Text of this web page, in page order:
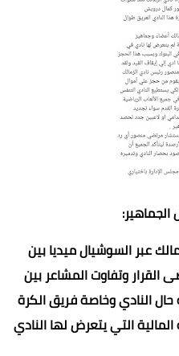
عبر السوشيال ميديا بين
القرار وتفاوت المشاعر بين
النادي وخاصة فريق الكرة
التي يتعرض لها النادي